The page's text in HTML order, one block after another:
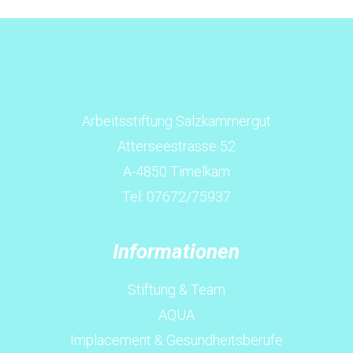
Arbeitsstiftung Salzkammergut
Atterseestrasse 52
A-4850 Timelkam
Tel: 07672/75937
Informationen
Stiftung & Team
AQUA
Implacement & Gesundheitsberufe